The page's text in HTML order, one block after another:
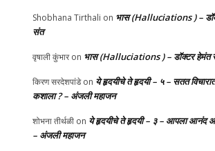
Shobhana Tirthali on भास (Halluciations ) –
संत
वृषाली कुंभारon भास (Halluciations ) – डॉक्टर हेमंत
किरण सरदेशपांडेon ये हृदयीचे ते हृदयी – ५ – सतत
कशाला ? – अंजली महाजन
शोभना तीर्थळी on ये हृदयीचे ते हृदयी – ३ – आपला आनंद
– अंजली महाजन